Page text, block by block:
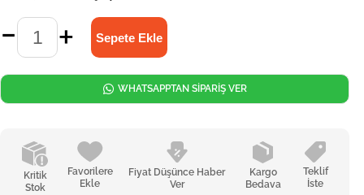
Kritik
Stok
Favorilere
Ekle
Fiyat Düşünce Haber
Ver
Kargo
Bedava
Teklif
İste
WHATSAPPTAN SİPARİŞ VER